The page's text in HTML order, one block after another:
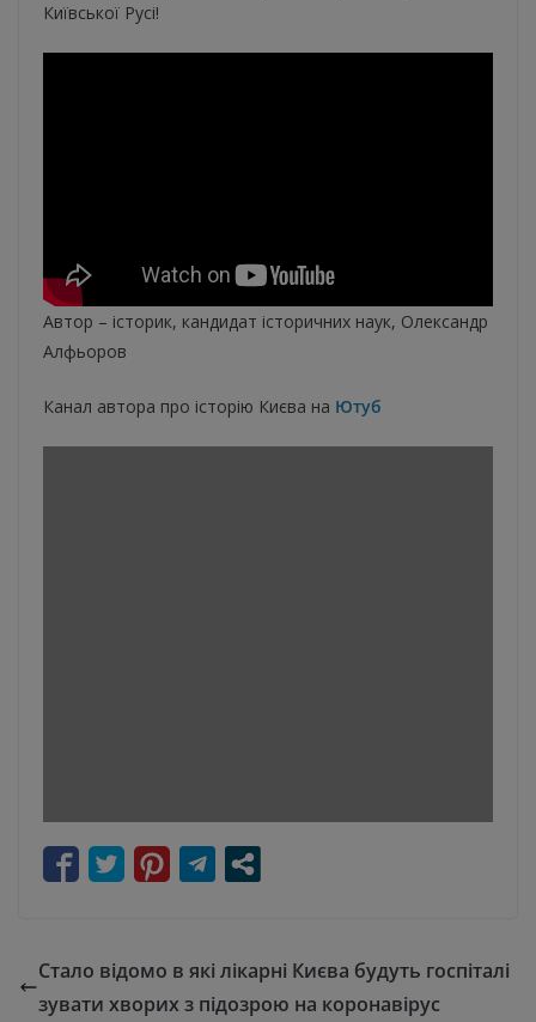
Київської Русі!
Автор – історик, кандидат історичних наук, Олександр
Алфьоров
Канал автора про історію Києва на Ютуб
Стало відомо в які лікарні Києва будуть госпіталі
зувати хворих з підозрою на коронавірус